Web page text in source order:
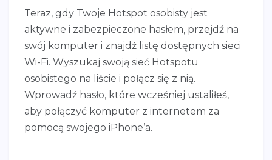
Teraz, gdy Twoje Hotspot osobisty jest
aktywne i zabezpieczone hasłem, przejdź na
swój komputer i znajdź listę dostępnych sieci
Wi-Fi. Wyszukaj swoją sieć Hotspotu
osobistego na liście i połącz się z nią.
Wprowadź hasło, które wcześniej ustaliłeś,
aby połączyć komputer z internetem za
pomocą swojego iPhone’a.